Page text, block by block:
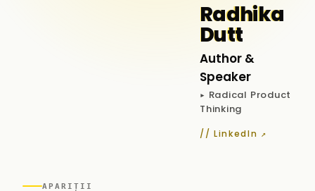
Radhika
Dutt
Author &
Speaker
▸ Radical Product
Thinking
// LinkedIn ↗
APARIȚII